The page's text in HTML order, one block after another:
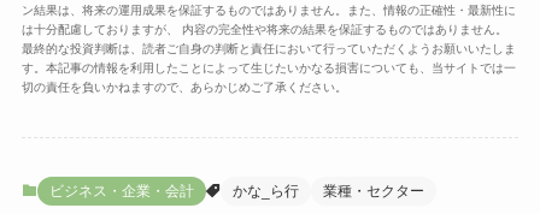
ン結果は、将来の運用成果を保証するものではありません。また、情報の正確性・最新性に
は十分配慮しておりますが、 内容の完全性や将来の結果を保証するものではありません。
最終的な投資判断は、読者ご自身の判断と責任において行っていただくようお願いいたしま
す。本記事の情報を利用したことによって生じたいかなる損害についても、当サイトでは一
切の責任を負いかねますので、あらかじめご了承ください。
ビジネス・企業・会計 かな_ら行 業種・セクター